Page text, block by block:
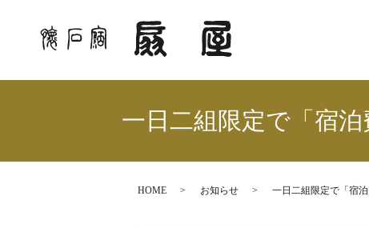
一日二組限定で「宿
HOME お知らせ 一日二組限定で「宿